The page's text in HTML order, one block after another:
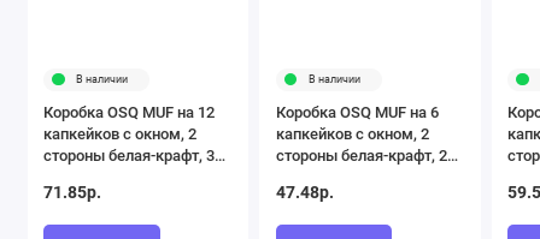
В наличии
Коробка OSQ MUF на 12
капкейков с окном, 2
стороны белая-крафт, 33
71.85р.
В наличии
Коробка OSQ MUF на 6
капкейков с окном, 2
стороны белая-крафт, 25
47.48р.